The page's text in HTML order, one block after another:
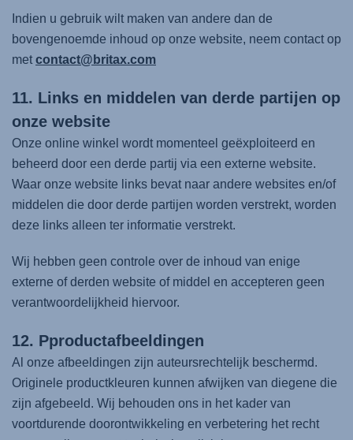
Indien u gebruik wilt maken van andere dan de
bovengenoemde inhoud op onze website, neem contact op
met contact@britax.com
11. Links en middelen van derde partijen op
onze website
Onze online winkel wordt momenteel geëxploiteerd en
beheerd door een derde partij via een externe website.
Waar onze website links bevat naar andere websites en/of
middelen die door derde partijen worden verstrekt, worden
deze links alleen ter informatie verstrekt.
Wij hebben geen controle over de inhoud van enige
externe of derden website of middel en accepteren geen
verantwoordelijkheid hiervoor.
12. Pproductafbeeldingen
Al onze afbeeldingen zijn auteursrechtelijk beschermd.
Originele productkleuren kunnen afwijken van diegene die
zijn afgebeeld. Wij behouden ons in het kader van
voortdurende doorontwikkeling en verbetering het recht